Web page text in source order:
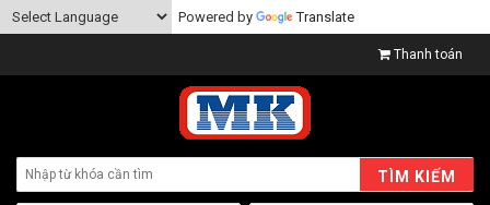
Powered by Translate
Thanh toán
TÌM KIẾM